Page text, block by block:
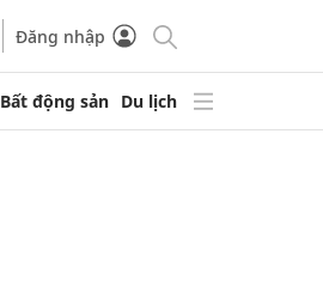
Đăng nhập
Bất động sản Du lịch